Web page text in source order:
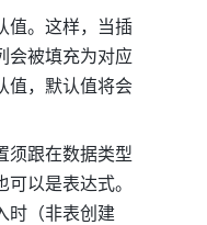
值。这样，当插
会被填充为对应
值，默认值将会
须跟在数据类型
以是表达式。
时（非表创建